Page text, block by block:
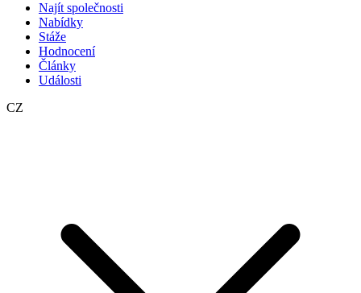
Najít společnosti
Nabídky
Stáže
Hodnocení
Články
Události
CZ